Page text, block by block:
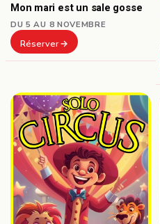
Mon mari est un sale gosse
DU 5 AU 8 NOVEMBRE
Réserver